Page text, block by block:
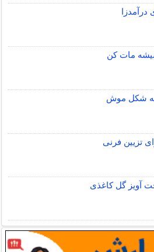
درآمدزا
مات کن
شکل موش
تزیین فرنی
آویز گل کاغذی